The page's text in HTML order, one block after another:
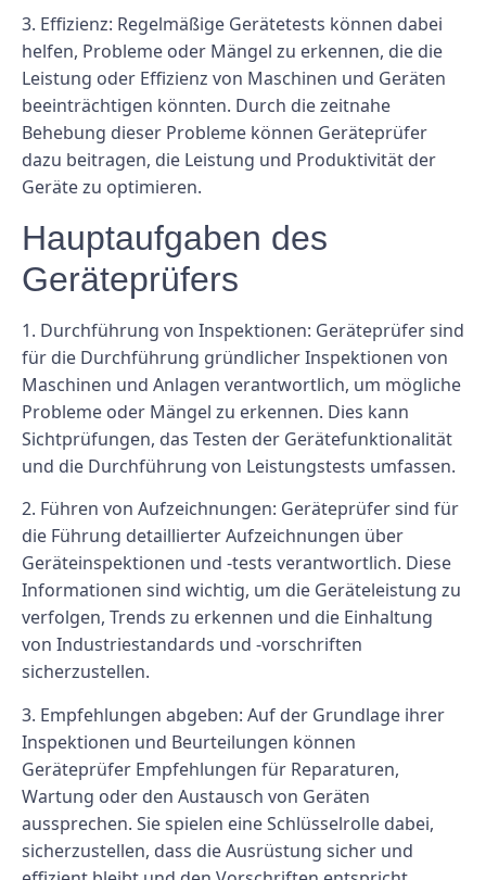
3. Effizienz: Regelmäßige Gerätetests können dabei
helfen, Probleme oder Mängel zu erkennen, die die
Leistung oder Effizienz von Maschinen und Geräten
beeinträchtigen könnten. Durch die zeitnahe
Behebung dieser Probleme können Geräteprüfer
dazu beitragen, die Leistung und Produktivität der
Geräte zu optimieren.
Hauptaufgaben des
Geräteprüfers
1. Durchführung von Inspektionen: Geräteprüfer sind
für die Durchführung gründlicher Inspektionen von
Maschinen und Anlagen verantwortlich, um mögliche
Probleme oder Mängel zu erkennen. Dies kann
Sichtprüfungen, das Testen der Gerätefunktionalität
und die Durchführung von Leistungstests umfassen.
2. Führen von Aufzeichnungen: Geräteprüfer sind für
die Führung detaillierter Aufzeichnungen über
Geräteinspektionen und -tests verantwortlich. Diese
Informationen sind wichtig, um die Geräteleistung zu
verfolgen, Trends zu erkennen und die Einhaltung
von Industriestandards und -vorschriften
sicherzustellen.
3. Empfehlungen abgeben: Auf der Grundlage ihrer
Inspektionen und Beurteilungen können
Geräteprüfer Empfehlungen für Reparaturen,
Wartung oder den Austausch von Geräten
aussprechen. Sie spielen eine Schlüsselrolle dabei,
sicherzustellen, dass die Ausrüstung sicher und